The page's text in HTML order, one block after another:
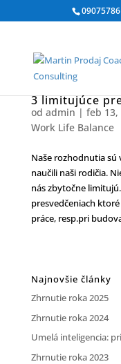
3 limitujúce
od admin | feb 13,
Work Life Balance
Naše rozhodnutia
naučili naši rodičia.
nás zbytočne
presvedčeniach
práce, resp.pri
Najnovšie články
Zhrnutie roka 2025
Zhrnutie roka 2024
Umelá inteligencia:
Zhrnutie roka 2023